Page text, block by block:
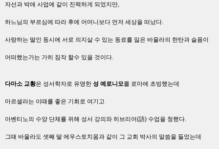
자선과 박애 사업에 같이 진력하게 되었지만,
하느님의 부르심에 따라 후에 어머니보다 먼저 세상을 떠났다.
사랑하는 딸인 동시에 서로 의지살 수 있는 동료를 잃은 바울라의 한탄과 슬픔이
어떠했는가는 가히 짐작 할수 있을 것이다.
다마소 교황은 성서학자로 유명한 성 예로니모를 로마에 초빙했는데
마르셀라는 이때를 좋은 기회로 여기고
아벤티노의 수양 단체를 위해 성서 강의와 히브리어(語) 수업을 청했다.
그때 바울라도 셋째 딸 에우스토치움과 같이 그 교회 박사의 말씀을 들었는데